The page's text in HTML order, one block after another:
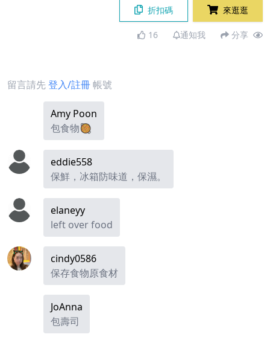
折扣碼 來逛逛
16 通知我 分享
留言請先登入/註冊帳號
Amy Poon
包食物🥘
eddie558
保鮮，冰箱防味道，保濕。
elaneyy
left over food
cindy0586
保存食物原食材
JoAnna
包壽司